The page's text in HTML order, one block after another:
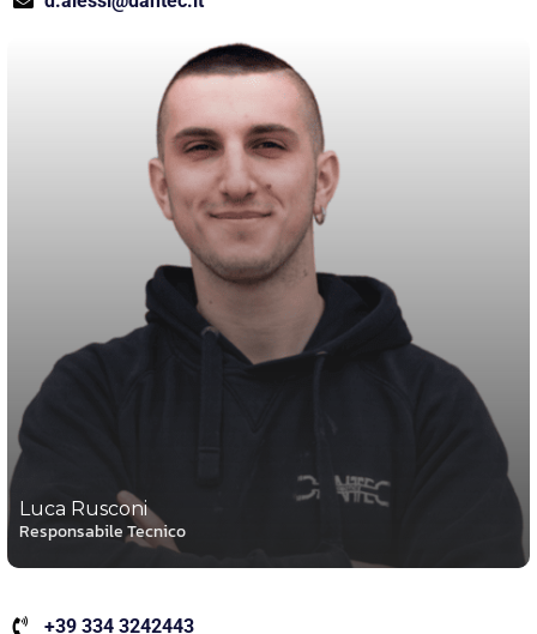
Luca Rusconi
Responsabile Tecnico
+39 334 3242443